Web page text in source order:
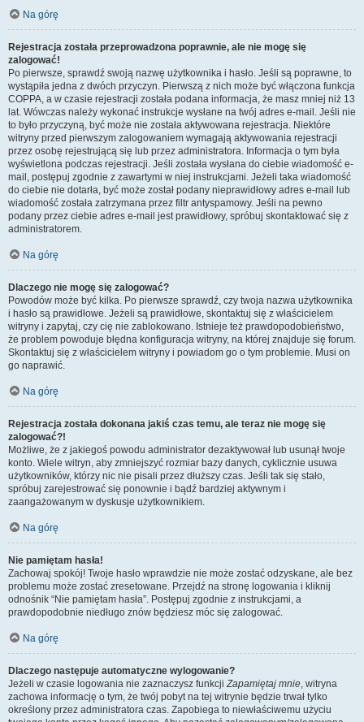
Na górę
Rejestracja została przeprowadzona poprawnie, ale nie mogę się
zalogować!
Po pierwsze, sprawdź swoją nazwę użytkownika i hasło. Jeśli są poprawne, to
wystąpiła jedna z dwóch przyczyn. Pierwszą z nich może być włączona funkcja
COPPA, a w czasie rejestracji została podana informacja, że masz mniej niż 13
lat. Wówczas należy wykonać instrukcje wysłane na twój adres e-mail. Jeśli nie
to było przyczyną, być może nie została aktywowana rejestracja. Niektóre
witryny przed pierwszym zalogowaniem wymagają aktywowania rejestracji
przez osobę rejestrującą się lub przez administratora. Informacja o tym była
wyświetlona podczas rejestracji. Jeśli została wysłana do ciebie wiadomość e-
mail, postępuj zgodnie z zawartymi w niej instrukcjami. Jeżeli taka wiadomość
do ciebie nie dotarła, być może został podany nieprawidłowy adres e-mail lub
wiadomość została zatrzymana przez filtr antyspamowy. Jeśli na pewno
podany przez ciebie adres e-mail jest prawidłowy, spróbuj skontaktować się z
administratorem.
Na górę
Dlaczego nie mogę się zalogować?
Powodów może być kilka. Po pierwsze sprawdź, czy twoja nazwa użytkownika
i hasło są prawidłowe. Jeżeli są prawidłowe, skontaktuj się z właścicielem
witryny i zapytaj, czy cię nie zablokowano. Istnieje też prawdopodobieństwo,
że problem powoduje błędna konfiguracja witryny, na której znajduje się forum.
Skontaktuj się z właścicielem witryny i powiadom go o tym problemie. Musi on
go naprawić.
Na górę
Rejestracja została dokonana jakiś czas temu, ale teraz nie mogę się
zalogować?!
Możliwe, że z jakiegoś powodu administrator dezaktywował lub usunął twoje
konto. Wiele witryn, aby zmniejszyć rozmiar bazy danych, cyklicznie usuwa
użytkowników, którzy nic nie pisali przez dłuższy czas. Jeśli tak się stało,
spróbuj zarejestrować się ponownie i bądź bardziej aktywnym i
zaangażowanym w dyskusje użytkownikiem.
Na górę
Nie pamiętam hasła!
Zachowaj spokój! Twoje hasło wprawdzie nie może zostać odzyskane, ale bez
problemu może zostać zresetowane. Przejdź na stronę logowania i kliknij
odnośnik “Nie pamiętam hasła”. Postępuj zgodnie z instrukcjami, a
prawdopodobnie niedługo znów będziesz móc się zalogować.
Na górę
Dlaczego następuje automatyczne wylogowanie?
Jeżeli w czasie logowania nie zaznaczysz funkcjiZapamiętaj mnie, witryna
zachowa informację o tym, że twój pobyt na tej witrynie będzie trwał tylko
określony przez administratora czas. Zapobiega to niewłaściwemu użyciu